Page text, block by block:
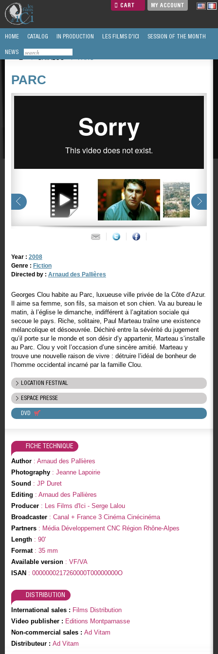
CART MY ACCOUNT
HOME CATALOG IN PRODUCTION LES FILMS D'ICI SESSION OF THE MONTH
NEWS
/
CATALOG / PARC
PARC
Year : 2008
Genre : Fiction
Directed by : Arnaud des Pallières
Georges Clou habite au Parc, luxueuse ville privée de la Côte d’Azur.
Il aime sa femme, son fils, sa maison et son chien. Va au bureau le
matin, à l’église le dimanche, indifférent à l’agitation sociale qui
secoue le pays. Riche, solitaire, Paul Marteau traîne une existence
mélancolique et désoeuvrée. Déchiré entre la sévérité du jugement
qu’il porte sur le monde et son désir d’y appartenir, Marteau s’installe
au Parc. Clou y voit l’occasion d’une sincère amitié. Marteau y
trouve une nouvelle raison de vivre : détruire l’idéal de bonheur de
l’homme occidental incarné par la famille Clou.
LOCATION FESTIVAL
ESPACE PRESSE
DVD
FICHE TECHNIQUE
Author: Arnaud des Pallières
Photography: Jeanne Lapoirie
Sound : JP Duret
Editing : Arnaud des Pallières
Producer: Les Films d'Ici - Serge Lalou
Broadcaster: Canal + France 3 Cinéma Cinécinéma
Partners: Média Développement CNC Région Rhône-Alpes
Length: 90'
Format: 35 mm
Available version: VF/VA
ISAN : 0000000217260000T00000000O
DISTRIBUTION
International sales : Films Distribution
Video publisher : Editions Montparnasse
Non-commercial sales : Ad Vitam
Distributeur : Ad Vitam